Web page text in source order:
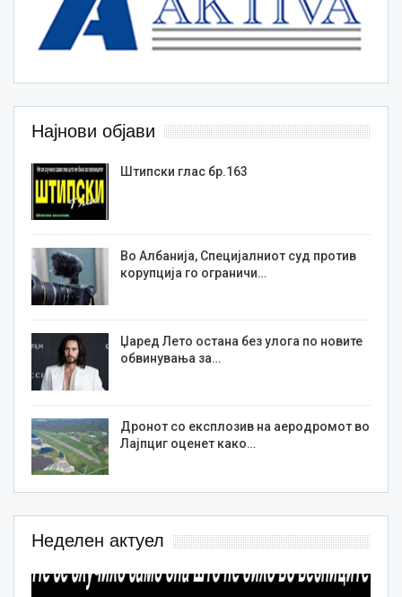
Најнови објави
Штипски глас бр.163
Во Албанија, Специјалниот суд против
корупција го ограничи…
Џаред Лето остана без улога по новите
обвинувања за…
Дронот со експлозив на аеродромот во
Лајпциг оценет како…
Неделен актуел